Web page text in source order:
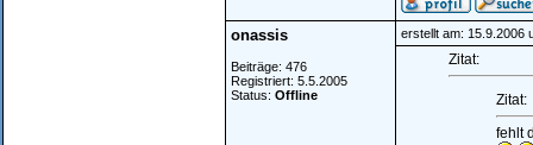
onassis
Beiträge: 476
Registriert: 5.5.2005
Status: Offline
erstellt am: 15.9.2006
Zitat:
Zitat:
fehlt